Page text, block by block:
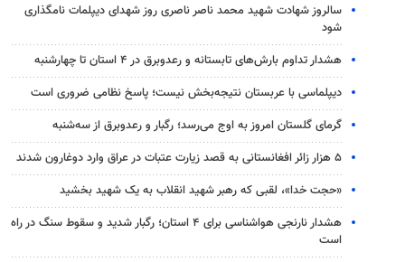
سالروز شهادت شهید محمد ناصر ناصری روز شهدای دیپلمات نامگذاری
شود
هشدار تداوم بارش‌های تابستانه و رعدوبرق در ۴ استان تا چهارشنبه
دیپلماسی با عربستان نتیجه‌بخش نیست؛ پاسخ نظامی ضروری است
گرمای گلستان امروز به اوج می‌رسد؛ رگبار و رعدوبرق از سه‌شنبه
۵ هزار زائر افغانستانی به قصد زیارت عتبات در عراق وارد دوغارون شدند
«حجت خدا»، لقبی که رهبر شهید انقلاب به یک شهید بخشید
هشدار نارنجی هواشناسی برای ۴ استان؛ رگبار شدید و سقوط سنگ در راه
است